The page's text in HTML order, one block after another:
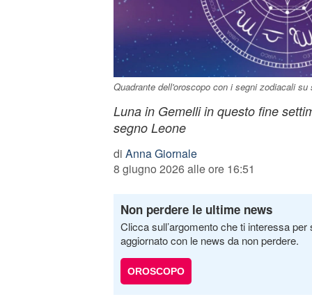
Quadrante dell'oroscopo con i segni zodiacali
Luna in Gemelli in questo fine
segno Leone
di Anna Giornale
8 giugno 2026 alle ore 16:51
Non perdere le ultime news
Clicca sull’argomento che ti interessa
aggiornato con le news da non perdere.
OROSCOPO